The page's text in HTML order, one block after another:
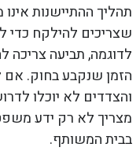
תהליך ההתיישנות
שצריכים להילקח כדי
לדוגמה, תביעה צריכה
הזמן שנקבע בחוק. אם
והצדדים לא יוכלו
מצריך לא רק ידע
בבית המשותף.